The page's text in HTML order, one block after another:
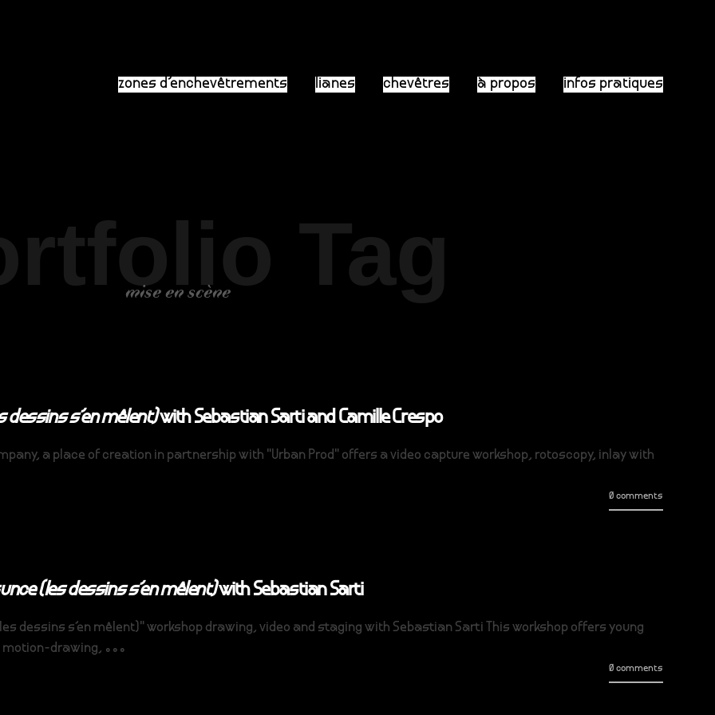
zones d’enchevêtrements lianes chevêtres à propos infos pratiques
Tag
mise en scène
s’en mêlent)with Sebastian Sarti and Camille Crespo
a place of creation in partnership with "Urban Prod" offers a video capture workshop, rotoscopy, inlay with
0 comments
(les dessins s’en mêlent)with Sebastian Sarti
dessins s'en mêlent)" workshop drawing, video and staging with Sebastian Sarti This workshop offers young
motion-drawing, ...
0 comments